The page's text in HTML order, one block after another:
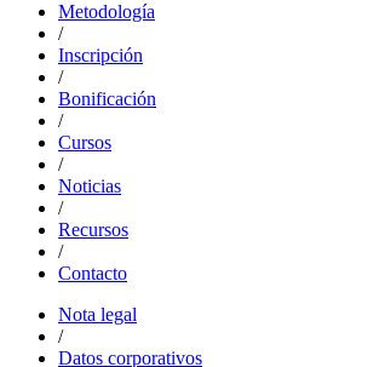
Metodología
/
Inscripción
/
Bonificación
/
Cursos
/
Noticias
/
Recursos
/
Contacto
Nota legal
/
Datos corporativos